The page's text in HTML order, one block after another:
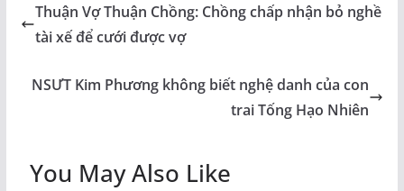
Thuận Vợ Thuận Chồng: Chồng chấp nhận bỏ nghề
tài xế để cưới được vợ
NSƯT Kim Phương không biết nghệ danh của con
trai Tống Hạo Nhiên
You May Also Like